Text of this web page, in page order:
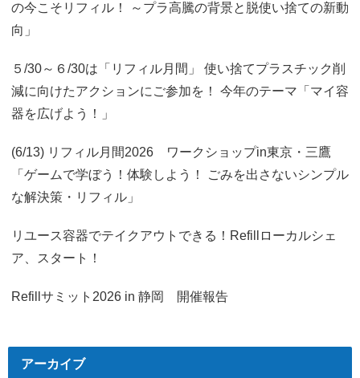
の今こそリフィル！ ～プラ高騰の背景と脱使い捨ての新動
向」
５/30～６/30は「リフィル月間」 使い捨てプラスチック削
減に向けたアクションにご参加を！ 今年のテーマ「マイ容
器を広げよう！」
(6/13) リフィル月間2026 ワークショップin東京・三鷹
「ゲームで学ぼう！体験しよう！ ごみを出さないシンプル
な解決策・リフィル」
リユース容器でテイクアウトできる！Refillローカルシェ
ア、スタート！
Refillサミット2026 in 静岡 開催報告
アーカイブ